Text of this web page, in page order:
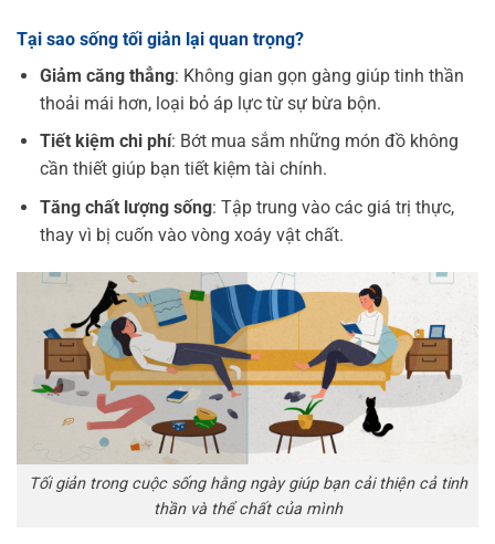
Tại sao sống tối giản lại quan trọng?
Giảm căng thẳng: Không gian gọn gàng giúp tinh thần
thoải mái hơn, loại bỏ áp lực từ sự bừa bộn.
Tiết kiệm chi phí: Bớt mua sắm những món đồ không
cần thiết giúp bạn tiết kiệm tài chính.
Tăng chất lượng sống: Tập trung vào các giá trị thực,
thay vì bị cuốn vào vòng xoáy vật chất.
Tối giản trong cuộc sống hằng ngày giúp bạn cải thiện cả tinh
thần và thể chất của mình